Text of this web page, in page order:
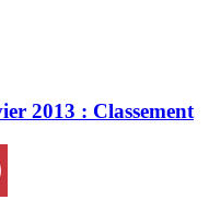
2013 : Classement